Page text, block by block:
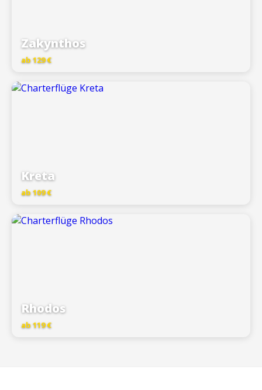
Zakynthos
ab 129 €
Kreta
ab 109 €
Rhodos
ab 119 €